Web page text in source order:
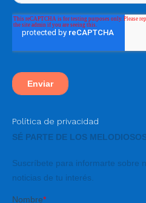
Política de privacidad